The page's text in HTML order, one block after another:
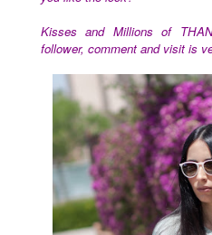
Kisses and Millions of
follower, comment and visit is